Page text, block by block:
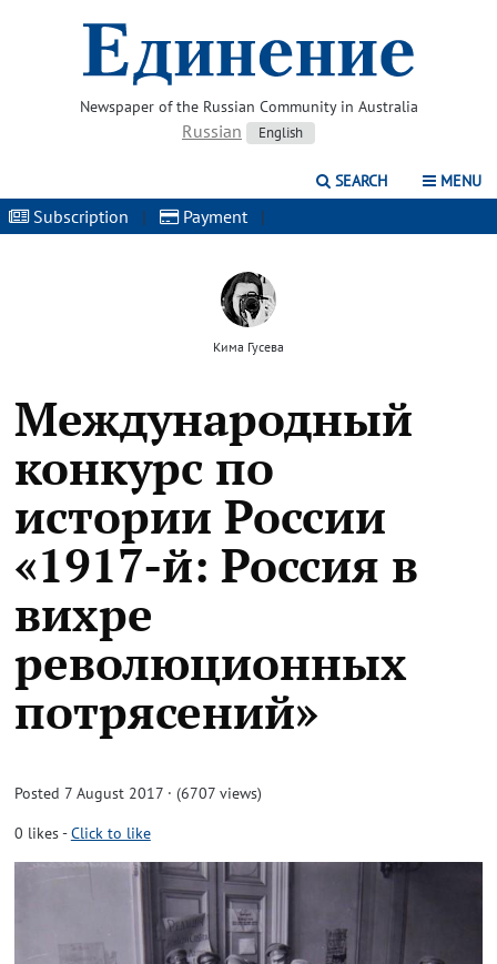
Newspaper of the Russian Community in Australia
Russian English
SEARCH MENU
Subscription | Payment |
Кима Гусева
Международный
конкурс по
истории России
«1917-й: Россия в
вихре
революционных
потрясений»
Posted 7 August 2017 · (6707 views)
0 likes-Click to like